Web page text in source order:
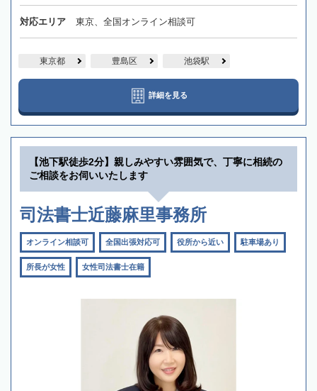
対応エリア 東京、全国オンライン相談可
東京都 豊島区 池袋駅
詳細を見る
【池下駅徒歩2分】親しみやすい雰囲気で、丁寧に相続の
ご相談をお伺いいたします
司法書士近藤麻里事務所
オンライン相談可 全国出張対応可 役所から近い 駐車場あり
所長が女性 女性司法書士在籍